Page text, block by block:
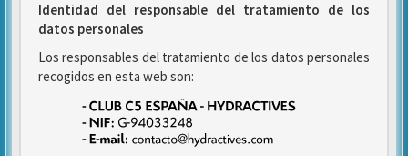
Identidad del responsable del tratamiento de los
datos personales
Los responsables del tratamiento de los datos personales
recogidos en esta web son: